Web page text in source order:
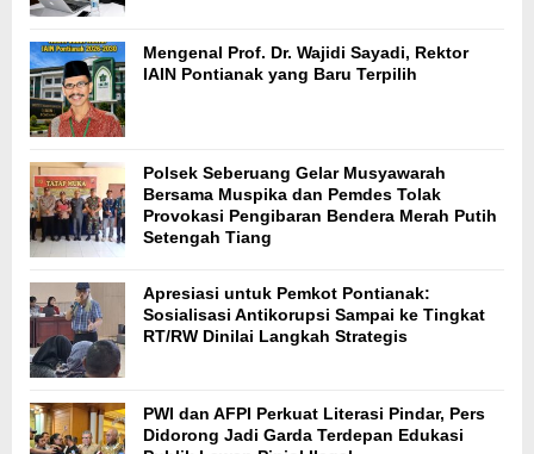
Mengenal Prof. Dr. Wajidi Sayadi, Rektor
IAIN Pontianak yang Baru Terpilih
Polsek Seberuang Gelar Musyawarah
Bersama Muspika dan Pemdes Tolak
Provokasi Pengibaran Bendera Merah Putih
Setengah Tiang
Apresiasi untuk Pemkot Pontianak:
Sosialisasi Antikorupsi Sampai ke Tingkat
RT/RW Dinilai Langkah Strategis
PWI dan AFPI Perkuat Literasi Pindar, Pers
Didorong Jadi Garda Terdepan Edukasi